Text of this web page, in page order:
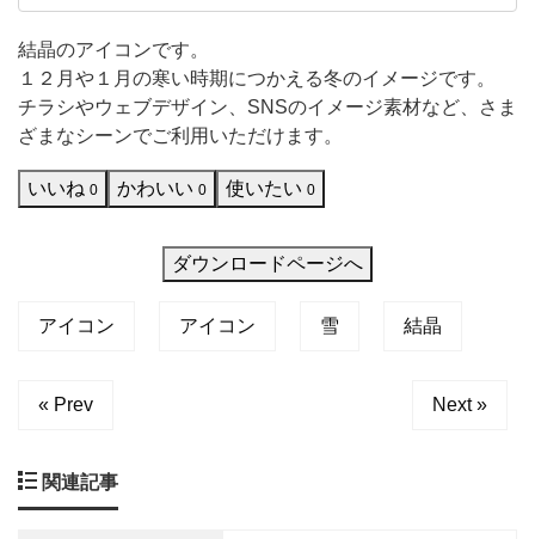
か
え
る
冬
の
イ
で
チ
シ
や
す。 イラストを通じて見てくださる方に少しで
も喜んでいただけるような作品づくりを心がけ
て「こんな絵がほしい」「フレームがほしい」
とおもっていただけるようなお手伝いができれ
ばとおもっています。よろしくお願い致します
結晶のアイコンです。
１２月や１月の寒い時期につかえる冬のイメージです。
チラシやウェブデザイン、SNSのイメージ素材など、さま
ざまなシーンでご利用いただけます。
いいね 0 かわいい 0 使いたい 0
ダウンロードページへ
アイコン アイコン 雪 結晶
« Prev Next »
関連記事